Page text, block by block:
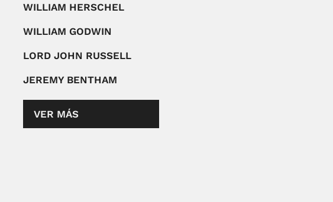
WILLIAM HERSCHEL
WILLIAM GODWIN
LORD JOHN RUSSELL
JEREMY BENTHAM
VER MÁS